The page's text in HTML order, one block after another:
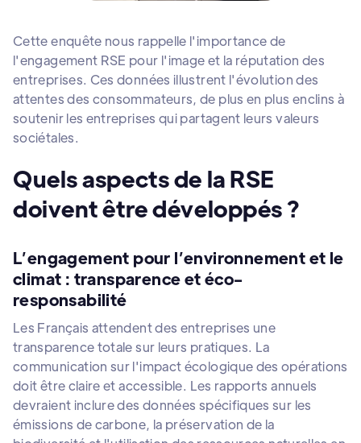
Cette enquête nous rappelle l'importance de
l'engagement RSE pour l'image et la réputation des
entreprises. Ces données illustrent l'évolution des
attentes des consommateurs, de plus en plus enclins à
soutenir les entreprises qui partagent leurs valeurs
sociétales.
Quels aspects de la RSE
doivent être développés ?
L’engagement pour l’environnement et le
climat : transparence et éco-
responsabilité
Les Français attendent des entreprises une
transparence totale sur leurs pratiques. La
communication sur l'impact écologique des opérations
doit être claire et accessible. Les rapports annuels
devraient inclure des données spécifiques sur les
émissions de carbone, la préservation de la